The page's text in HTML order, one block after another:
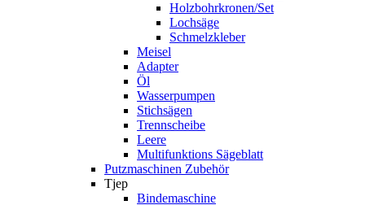
Holzbohrkronen/Set
Lochsäge
Schmelzkleber
Meisel
Adapter
Öl
Wasserpumpen
Stichsägen
Trennscheibe
Leere
Multifunktions Sägeblatt
Putzmaschinen Zubehör
Tjep
Bindemaschine